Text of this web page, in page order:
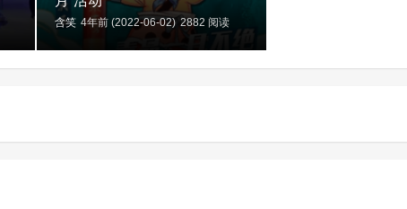
含笑 4年前 (2022-06-02) 2882 阅读